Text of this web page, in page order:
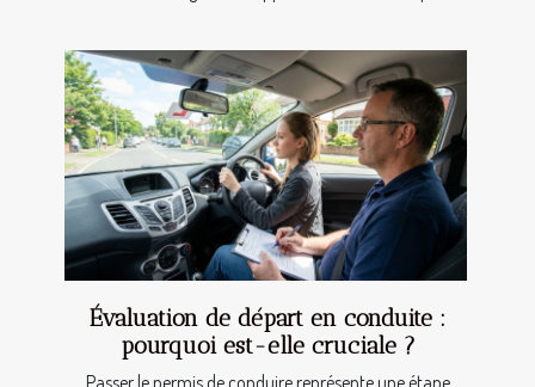
Évaluation de départ en conduite :
pourquoi est-elle cruciale ?
Passer le permis de conduire représente une étape